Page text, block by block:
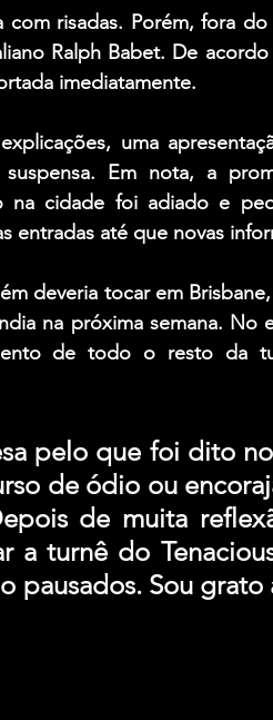
com risadas. Porém, fora
Ralph Babet. De
imediatamente.
uma
suspensa. Em nota, a
na cidade foi adiado e
entradas até que novas
deveria tocar em
na próxima semana.
de todo o resto da
pelo que foi dito
de ódio ou
de muita
a turnê do
pausados. Sou